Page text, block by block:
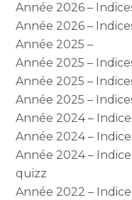
Année 2026 –
Année 2026 –
Année 2025 –
Année 2025 –
Année 2025 –
Année 2025 –
Année 2024 –
Année 2024 –
Année 2024 –
quizz
Année 2022 –